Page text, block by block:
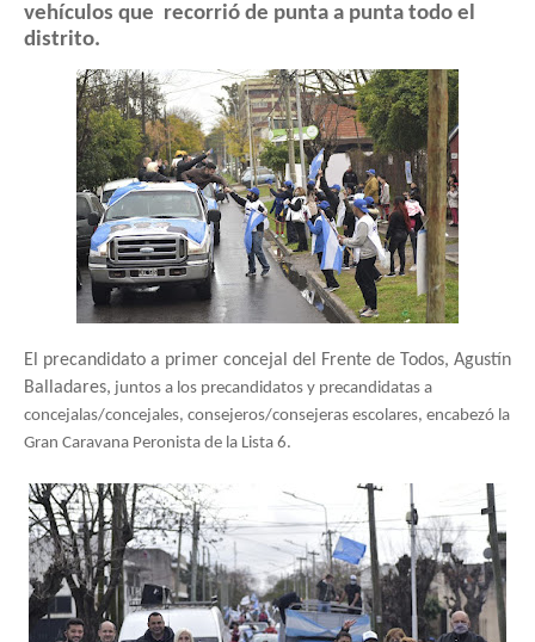
vehículos que  recorrió de punta a punta todo el
distrito.
El precandidato a primer concejal del Frente de Todos, Agustín
Balladares, juntos a los precandidatos y precandidatas a
concejalas/concejales, consejeros/consejeras escolares, encabezó la
Gran Caravana Peronista de la Lista 6.